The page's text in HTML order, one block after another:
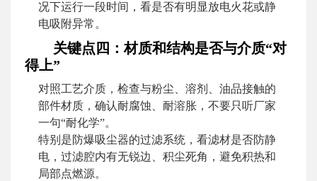
况下运行一段时间，看是否有明显放电火花或静
电吸附异常。
关键点四：材质和结构是否与介质“对
得上”
对照工艺介质，检查与粉尘、溶剂、油品接触的
部件材质，确认耐腐蚀、耐溶胀，不要只听厂家
一句“耐化学”。
特别是防爆吸尘器的过滤系统，看滤材是否防静
电，过滤腔内有无锐边、积尘死角，避免积热和
局部点燃源。